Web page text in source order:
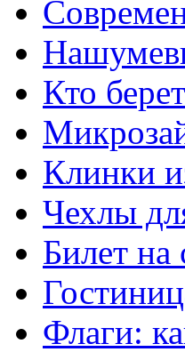
Кто
Клинки
Чехлы
Билет на
Флаги: